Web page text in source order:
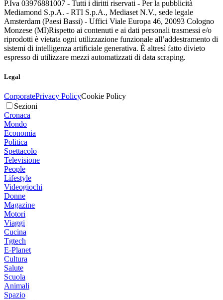
P.Iva 03976881007 - Tutti i diritti riservati - Per la pubblicità
Mediamond S.p.A. - RTI S.p.A., Mediaset N.V., sede legale
Amsterdam (Paesi Bassi) - Uffici Viale Europa 46, 20093 Cologno
Monzese (MI)Rispetto ai contenuti e ai dati personali trasmessi e/o
riprodotti è vietata ogni utilizzazione funzionale all’addestramento di
sistemi di intelligenza artificiale generativa. È altresì fatto divieto
espresso di utilizzare mezzi automatizzati di data scraping.
Legal
CorporatePrivacy PolicyCookie Policy
Sezioni
Cronaca
Mondo
Economia
Politica
Spettacolo
Televisione
People
Lifestyle
Videogiochi
Donne
Magazine
Motori
Viaggi
Cucina
Tgtech
E-Planet
Cultura
Salute
Scuola
Animali
Spazio